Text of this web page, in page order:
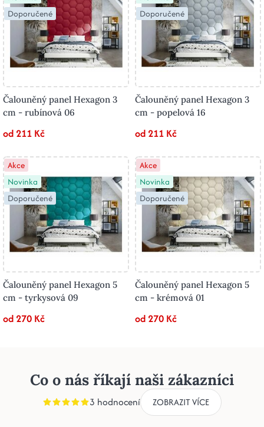
Doporučené
Čalouněný panel Hexagon 3
cm - rubínová 06
od 211 Kč
Doporučené
Čalouněný panel Hexagon 3
cm - popelová 16
od 211 Kč
Akce
Novinka
Doporučené
Čalouněný panel Hexagon 5
cm - tyrkysová 09
od 270 Kč
Akce
Novinka
Doporučené
Čalouněný panel Hexagon 5
cm - krémová 01
od 270 Kč
Co o nás říkají naši zákazníci
3 hodnocení ZOBRAZIT VÍCE